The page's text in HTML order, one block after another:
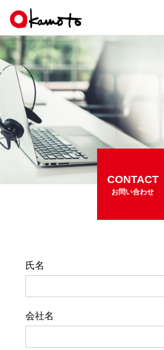
CONTACT
お問い合わせ
氏名
会社名